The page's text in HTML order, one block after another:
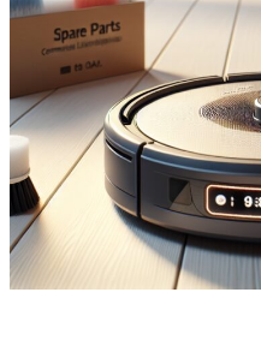
ahorro
rendimiento